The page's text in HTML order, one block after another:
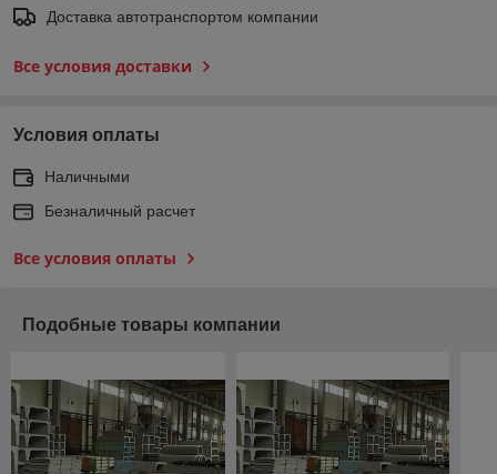
Доставка автотранспортом компании
Все условия доставки
Условия оплаты
Наличными
Безналичный расчет
Все условия оплаты
Подобные товары компании